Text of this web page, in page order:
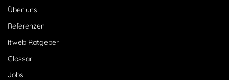
Über uns
Referenzen
itweb Ratgeber
Glossar
Jobs